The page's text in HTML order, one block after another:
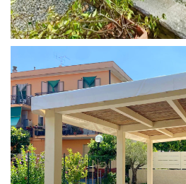
PERGOLA 4X3